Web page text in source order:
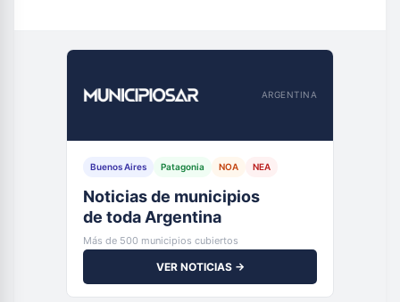
ARGENTINA
Buenos Aires Patagonia NOA NEA
Noticias de municipios
de toda Argentina
Más de 500 municipios cubiertos
VER NOTICIAS →